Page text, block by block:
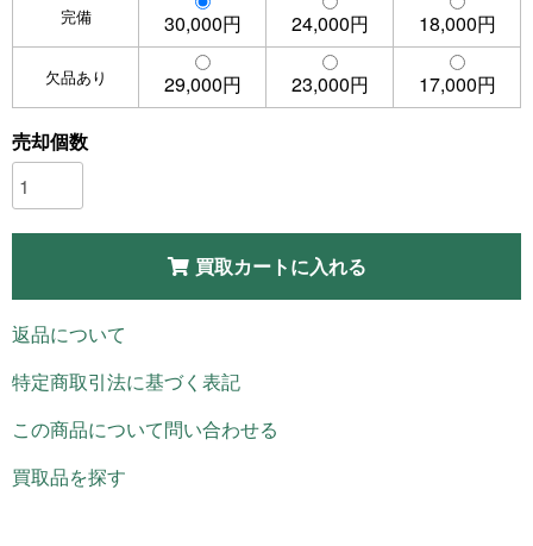
完備 30,000円 24,000円 18,000円
欠品あり 29,000円 23,000円 17,000円
売却個数
買取カートに入れる
返品について
特定商取引法に基づく表記
この商品について問い合わせる
買取品を探す